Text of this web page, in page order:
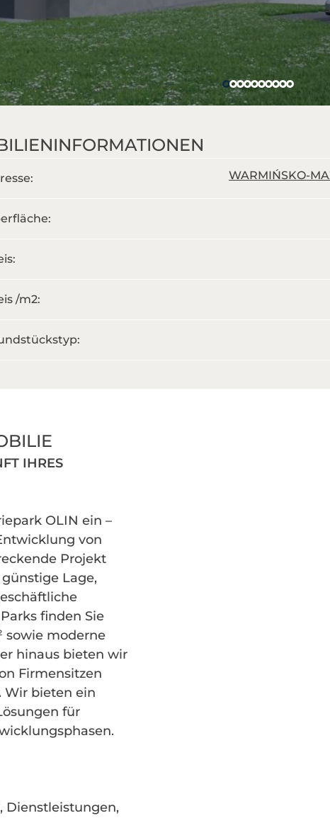
WARMIŃSKO-
/m2:
IHRES
OLIN ein –
von
Projekt
Lage,
finden Sie
sowie moderne
hinaus bieten wir
Firmensitzen
Wir bieten ein
für
Dienstleistungen,